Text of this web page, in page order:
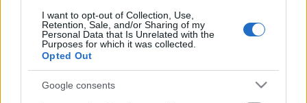
I want to opt-out of Collection, Use,
Retention, Sale, and/or Sharing of my
Personal Data that Is Unrelated with the
Purposes for which it was collected.
Opted Out
Google consents
Címkék:podcast golden globe